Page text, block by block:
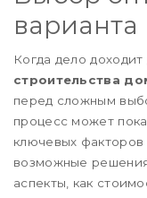
варианта
Когда дело
строительства
перед сложным
процесс может
ключевых факторов
возможные
аспекты, как